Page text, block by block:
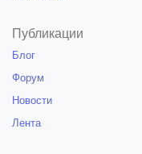
Публикации
Блог
Форум
Новости
Лента